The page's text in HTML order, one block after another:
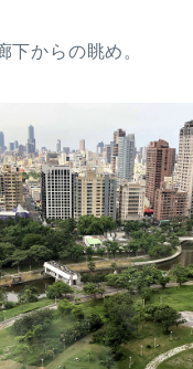
下からの眺め。